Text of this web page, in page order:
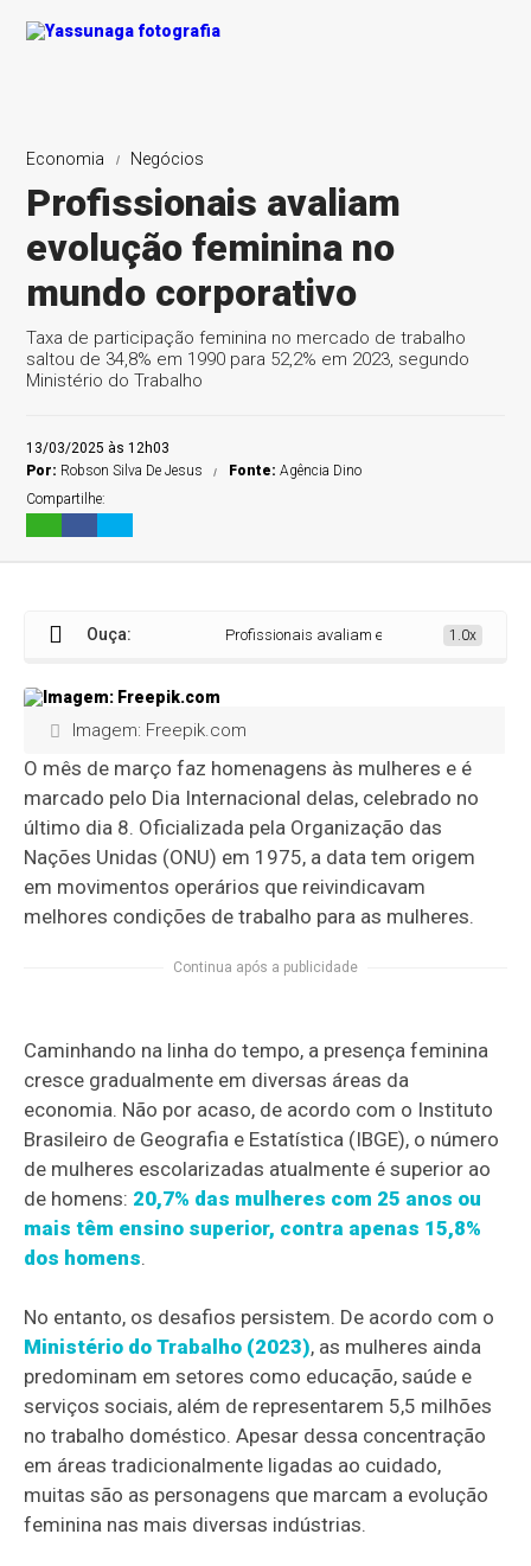
Brasília Economia
Valdemar Costa NetoChanceler Genial/Quaest
Economia Negócios
Profissionais avaliam
evolução feminina no
mundo corporativo
Taxa de participação feminina no mercado de trabalho
saltou de 34,8% em 1990 para 52,2% em 2023, segundo
Ministério do Trabalho
13/03/2025 às 12h03
Por: Robson Silva De Jesus Fonte:Agência Dino
Compartilhe:
Ouça: Profissionais avaliam evolução feminina no
1.0x
Imagem: Freepik.com
O mês de março faz homenagens às mulheres e é
marcado pelo Dia Internacional delas, celebrado no
último dia 8. Oficializada pela Organização das
Nações Unidas (ONU) em 1975, a data tem origem
em movimentos operários que reivindicavam
melhores condições de trabalho para as mulheres.
Continua após a publicidade
Caminhando na linha do tempo, a presença feminina
cresce gradualmente em diversas áreas da
economia. Não por acaso, de acordo com o Instituto
Brasileiro de Geografia e Estatística (IBGE), o número
de mulheres escolarizadas atualmente é superior ao
de homens: 20,7% das mulheres com 25 anos ou
mais têm ensino superior, contra apenas 15,8%
dos homens.
No entanto, os desafios persistem. De acordo com o
Ministério do Trabalho (2023), as mulheres ainda
predominam em setores como educação, saúde e
serviços sociais, além de representarem 5,5 milhões
no trabalho doméstico. Apesar dessa concentração
em áreas tradicionalmente ligadas ao cuidado,
muitas são as personagens que marcam a evolução
feminina nas mais diversas indústrias.